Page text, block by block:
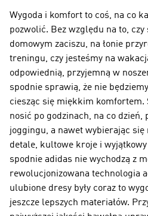
Wygoda i komfort to coś, na co
pozwolić. Bez względu na to, czy
domowym zaciszu, na łonie
treningu, czy jesteśmy na
odpowiednią, przyjemną w
spodnie sprawią, że nie
ciesząc się miękkim komfortem.
nosić po godzinach, na co dzień,
joggingu, a nawet wybierając się
detale, kultowe kroje i
spodnie adidas nie wychodzą z
rewolucjonizowana technologia
ulubione dresy były coraz to
jeszcze lepszych materiałów.